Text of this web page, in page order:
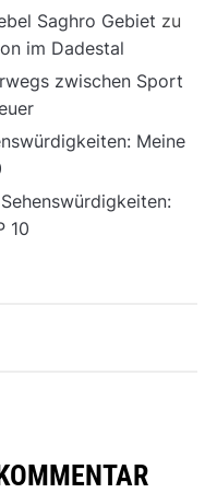
Saghro Gebiet zu
im Dadestal
zwischen Sport
Meine
10